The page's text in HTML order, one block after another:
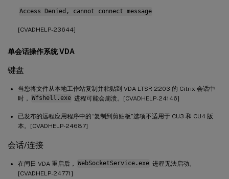
Access Denied, cannot connect message
[CVADHELP-23644]
单会话操作系统 VDA
键盘
当您将文件从本地工作站复制并粘贴到 VDA LTSR 2203 的 Citrix 会话中
时， Wfshell.exe 进程可能会崩溃。[CVADHELP-24146]
已发布的远程应用程序中的“复制到剪贴板”选项不适用于 CU3 和 CU4 版
本。[CVADHELP-24687]
会话/连接
在闰日 VDA 重启后， WebSocketService.exe 进程无法启动。
[CVADHELP-24771]